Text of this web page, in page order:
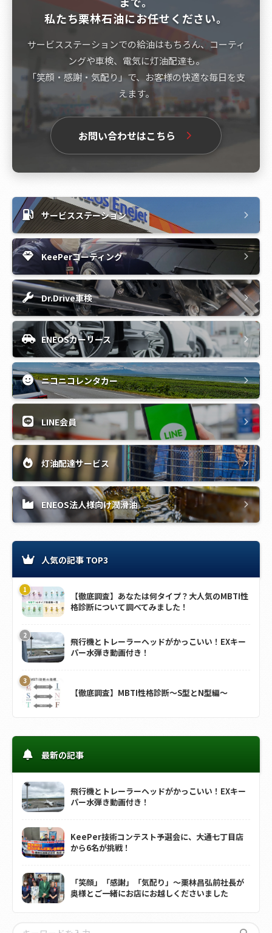
私たち栗林石油にお任せください。
サービスステーションでの給油はもちろん、コーティ
ングや車検、電気に灯油配達も。
「笑顔・感謝・気配り」で、お客様の快適な毎日を支
えます。
お問い合わせはこちら
サービスステーション
KeePerコーティング
Dr.Drive車検
ENEOSカーリース
ニコニコレンタカー
LINE会員
灯油配達サービス
ENEOS法人様向け潤滑油
人気の記事 TOP3
【徹底調査】あなたは何タイプ？大人気のMBTI性
格診断について調べてみました！
飛行機とトレーラーヘッドがかっこいい！EXキー
パー水弾き動画付き！
【徹底調査】MBTI性格診断～S型とN型編～
最新の記事
飛行機とトレーラーヘッドがかっこいい！EXキー
パー水弾き動画付き！
KeePer技術コンテスト予選会に、大通七丁目店
から6名が挑戦！
「笑顔」「感謝」「気配り」～栗林昌弘前社長が
奥様とご一緒にお店にお越しくださいました